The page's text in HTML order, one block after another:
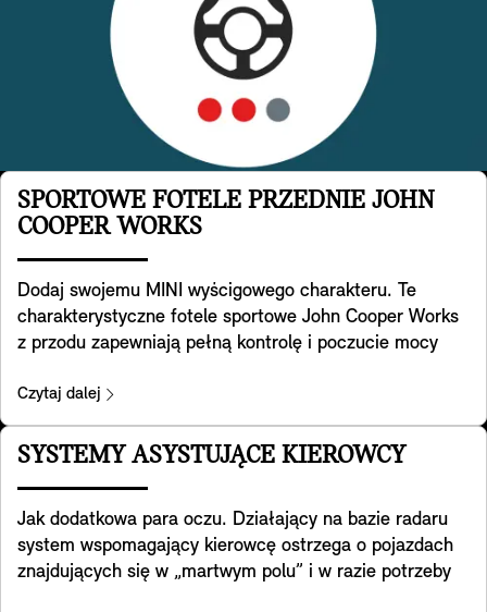
SPORTOWE FOTELE PRZEDNIE JOHN
COOPER WORKS
Dodaj swojemu MINI wyścigowego charakteru. Te
charakterystyczne fotele sportowe John Cooper Works
z przodu zapewniają pełną kontrolę i poczucie mocy
geometrię foteli sportowych, mają zintegrowane
zagłówki i oferują dodatkowe podparcie ramion podczas
pokonywania zakrętów w legendarnym stylu MINI. Z
tyłu znajduje się również wygodna kieszeń. Są one
Czytaj dalej
SYSTEMY ASYSTUJĄCE KIEROWCY
Jak dodatkowa para oczu. Działający na bazie radaru
system wspomagający kierowcę ostrzega o pojazdach
znajdujących się w „martwym polu” i w razie potrzeby